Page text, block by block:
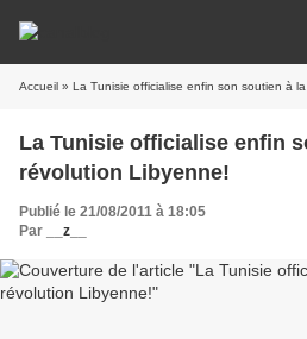
Accueil » La Tunisie officialise enfin son soutien à
La Tunisie officialise enfin
révolution Libyenne!
Publié le 21/08/2011 à 18:05
Par
__z__